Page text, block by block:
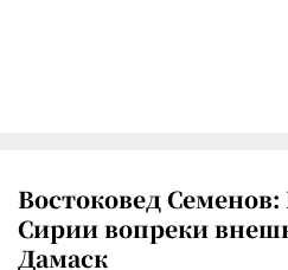
Востоковед Семенов:
Сирии вопреки
Дамаск